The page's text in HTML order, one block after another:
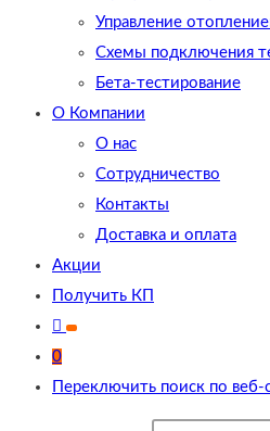
Управление
Схемы подключения
Бета-тестирование
О Компании
О нас
Сотрудничество
Контакты
Доставка и оплата
Акции
Получить КП
0
Переключить поиск по веб-